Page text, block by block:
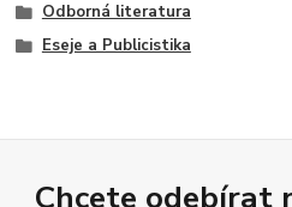
Odborná literatura
Eseje a Publicistika
Chcete odebírat